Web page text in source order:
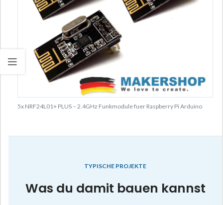
5x NRF24L01+ PLUS – 2.4GHz Funkmodule fuer Raspberry Pi Arduino
TYPISCHE PROJEKTE
Was du damit bauen kannst